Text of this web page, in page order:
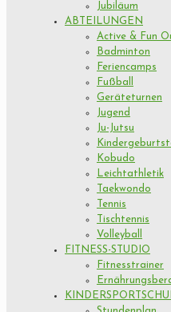
Jubiläum
ABTEILUNGEN
Active & Fun
Badminton
Feriencamps
Fußball
Geräteturnen
Jugend
Ju-Jutsu
Kobudo
Leichtathletik
Taekwondo
Tennis
Tischtennis
Volleyball
FITNESS-STUDIO
Fitnesstrainer